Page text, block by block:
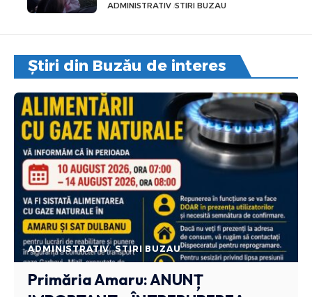
ADMINISTRATIV STIRI BUZAU
Știri din Buzău de interes
ADMINISTRATIV STIRI BUZAU
Primăria Amaru: ANUNȚ